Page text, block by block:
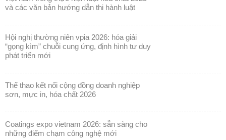
và các văn bản hướng dẫn thi hành luật
hội nghị thường niên vpia 2026: hóa giải
“gọng kìm” chuỗi cung ứng, định hình tư duy
phát triển mới
thể thao kết nối cộng đồng doanh nghiệp
sơn, mực in, hóa chất 2026
coatings expo vietnam 2026: sẵn sàng cho
những điểm chạm công nghệ mới